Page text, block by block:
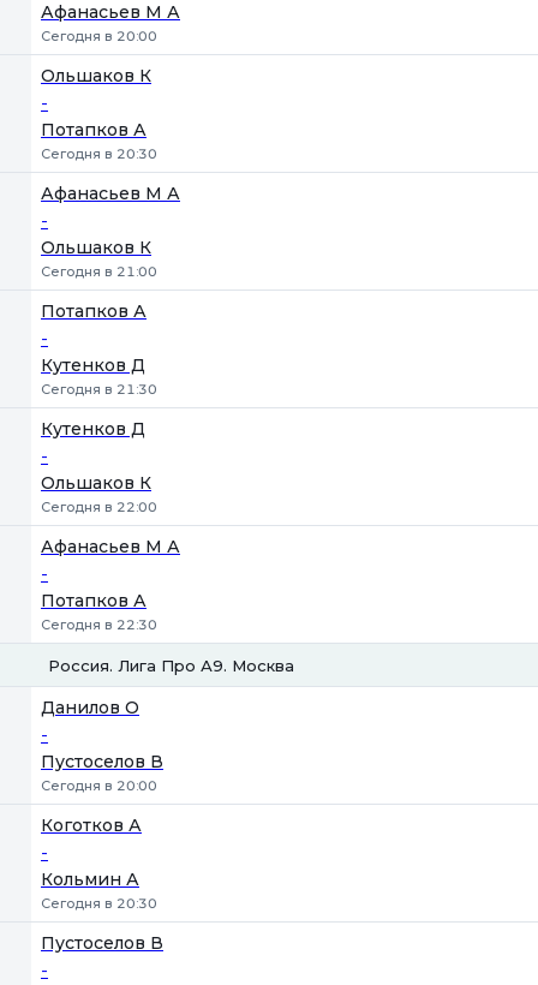
Афанасьев М А
Сегодня в 20:00
Ольшаков К
-
Потапков А
Сегодня в 20:30
Афанасьев М А
-
Ольшаков К
Сегодня в 21:00
Потапков А
-
Кутенков Д
Сегодня в 21:30
Кутенков Д
-
Ольшаков К
Сегодня в 22:00
Афанасьев М А
-
Потапков А
Сегодня в 22:30
Россия. Лига Про А9. Москва
Данилов О
-
Пустоселов В
Сегодня в 20:00
Коготков А
-
Кольмин А
Сегодня в 20:30
Пустоселов В
-